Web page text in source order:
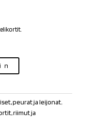
peurat ja leijonat,
riimut ja